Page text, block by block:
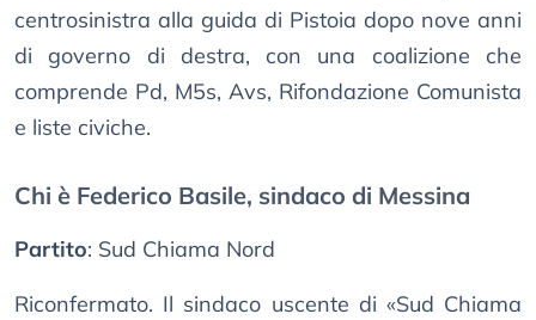
centrosinistra alla guida di Pistoia dopo nove anni
di governo di destra, con una coalizione che
comprende Pd, M5s, Avs, Rifondazione Comunista
e liste civiche.
Chi è Federico Basile, sindaco di Messina
Partito: Sud Chiama Nord
Riconfermato. Il sindaco uscente di «Sud Chiama